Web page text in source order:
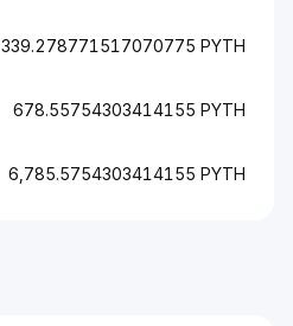
339.278771517070775 PYTH
678.55754303414155 PYTH
6,785.5754303414155 PYTH